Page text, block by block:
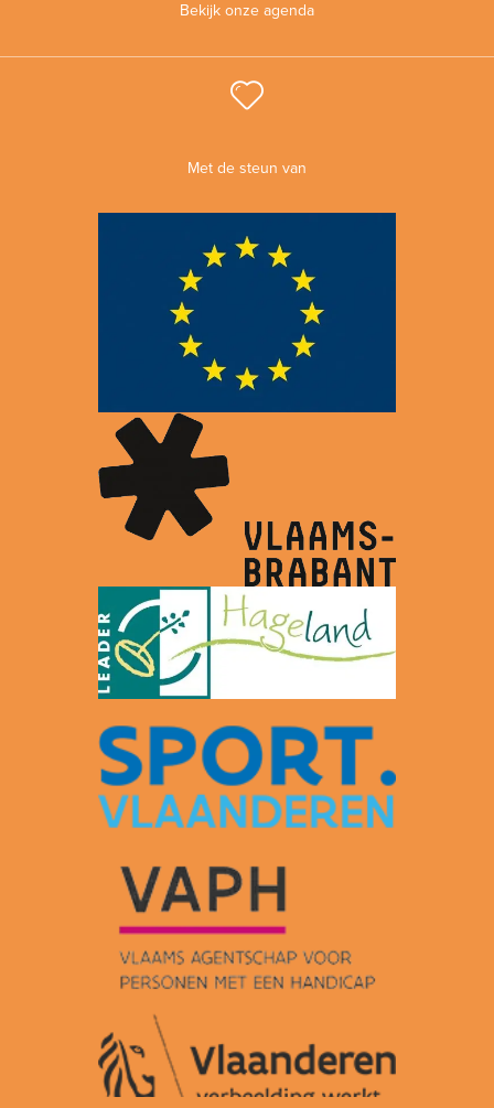
Bekijk onze agenda
Met de steun van